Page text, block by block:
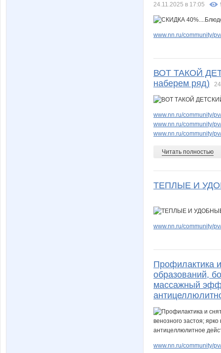
24.11.2025 в 17:05
www.nn.ru/community/
ВОТ ТАКОЙ
наберем ряд)
www.nn.ru/community/
www.nn.ru/community/
www.nn.ru/community/
Читать полностью
ТЕПЛЫЕ И
www.nn.ru/community/
Профилактика
образований,
массажный
www.nn.ru/community/